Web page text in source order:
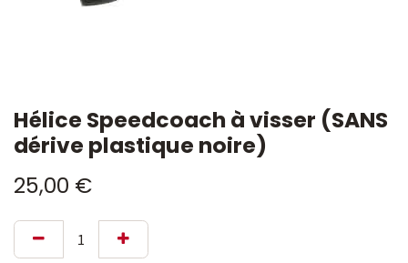
Hélice Speedcoach à visser (SANS
dérive plastique noire)
25,00 €